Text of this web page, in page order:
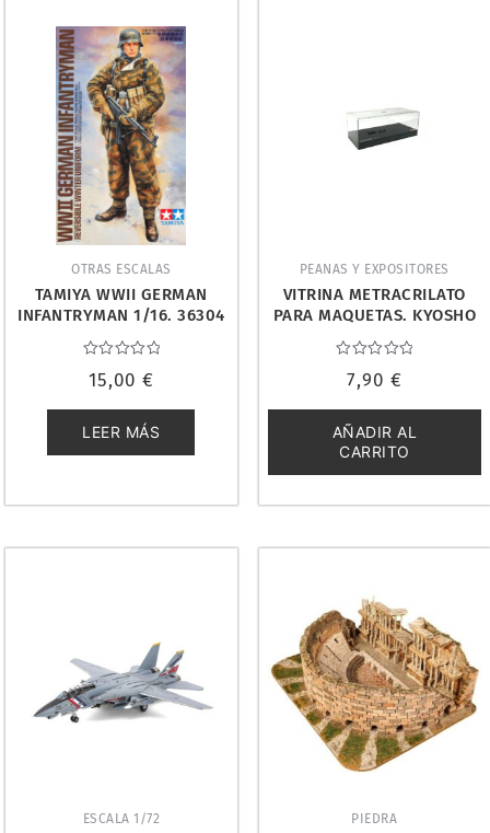
OTRAS ESCALAS
TAMIYA WWII GERMAN
INFANTRYMAN 1/16. 36304
con
de
5
15,00 €
LEER MÁS
PEANAS Y EXPOSITORES
VITRINA METRACRILATO
PARA MAQUETAS. KYOSHO
MZP-L
con
de
5
7,90 €
AÑADIR AL
CARRITO
ESCALA 1/72 PIEDRA